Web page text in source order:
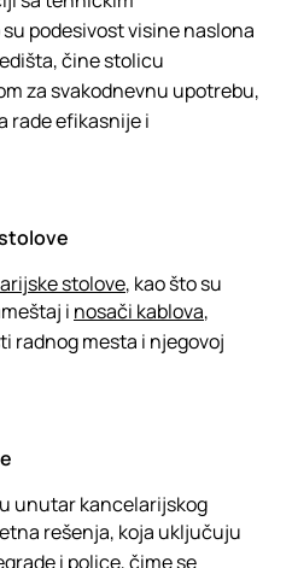
podesivost visine naslona
čine stolicu
za svakodnevnu upotrebu,
rade efikasnije i
stolove, kao što su
i nosači kablova,
radnog mesta i njegovoj
unutar kancelarijskog
rešenja, koja uključuju
i police, čime se